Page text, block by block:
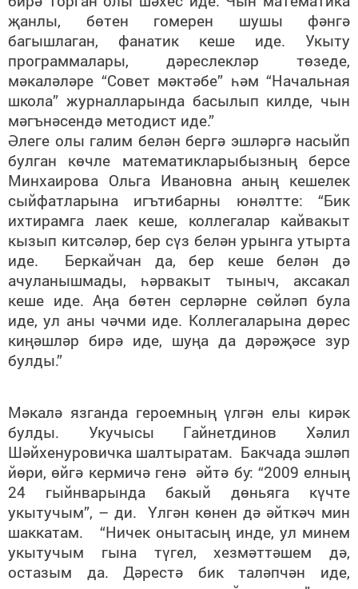
җанлы, бөтен гомерен шушы фәнгә
багышлаган, фанатик кеше иде. Укыту
программалары, дәреслекләр төзеде,
мәкаләләре “Совет мәктәбе” һәм “Начальная
школа” журналларында басылып килде, чын
мәгънәсендә методист иде.”
Әлеге олы галим белән бергә эшләргә насыйп
булган көчле математикларыбызның берсе
Минхаирова Ольга Ивановна аның кешелек
сыйфатларына игътибарны юнәлтте: “Бик
ихтирамга лаек кеше, коллегалар кайвакыт
кызып китсәләр, бер сүз белән урынга утырта
иде. Беркайчан да, бер кеше белән дә
ачуланышмады, һәрвакыт тыныч, аксакал
кеше иде. Аңа бөтен серләрне сөйләп була
иде, ул аны чәчми иде. Коллегаларына дөрес
киңәшләр бирә иде, шуңа да дәрәҗәсе зур
булды.”
Мәкалә язганда героемның үлгән елы кирәк
булды. Укучысы Гайнетдинов Хәлил
Шәйхенуровичка шалтыратам. Бакчада эшләп
йөри, өйгә кермичә генә әйтә бу: “2009 елның
24 гыйнварында бакый дөньяга күчте
укытучым”, – ди. Үлгән көнен дә әйткәч мин
шаккатам. “Ничек онытасың инде, ул минем
укытучым гына түгел, хезмәттәшем дә,
остазым да. Дәрестә бик таләпчән иде,